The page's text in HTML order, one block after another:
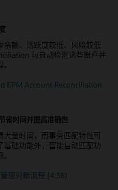
动操作，这提高了准确性并
关账周期成效。查看哪些对
处理有异常值、需要解释以
账。
Enterprise Journals 的更多
余额、活跃度较低、风险较低
可自动检测这些账户并
EPM Account Reconciliation
省时间并提高准确性
大量时间，而事务匹配特性可
基础功能外，智能自动匹配功
理对账流程 (4:38)